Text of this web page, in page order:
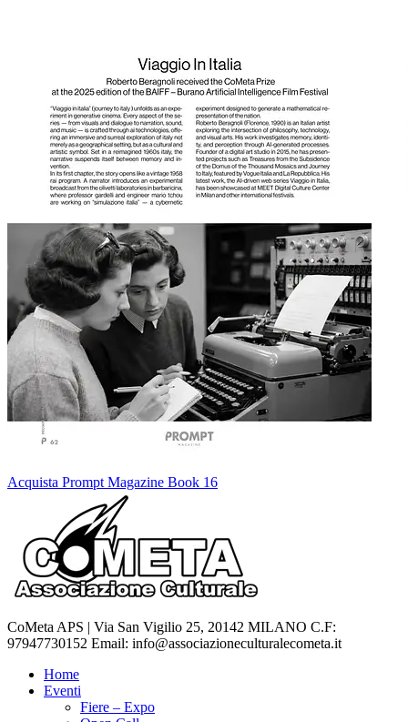
Acquista Prompt Magazine Book 16
CoMeta APS | Via San Vigilio 25, 20142 MILANO C.F:
97947730152 Email: info@associazioneculturalecometa.it
Home
Eventi
Fiere – Expo